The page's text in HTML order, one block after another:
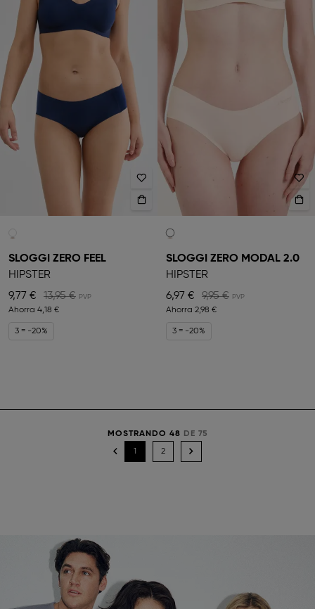
SLOGGI ZERO FEEL
HIPSTER
9,77 €
13,95 €
Ahorra 4,18 €
3 = -20%
SLOGGI ZERO MODAL 2.0
HIPSTER
6,97 €
9,95 €
Ahorra 2,98 €
3 = -20%
MOSTRANDO 48 DE 75
1 2